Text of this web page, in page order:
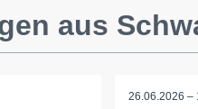
aus
26.06.2026 –